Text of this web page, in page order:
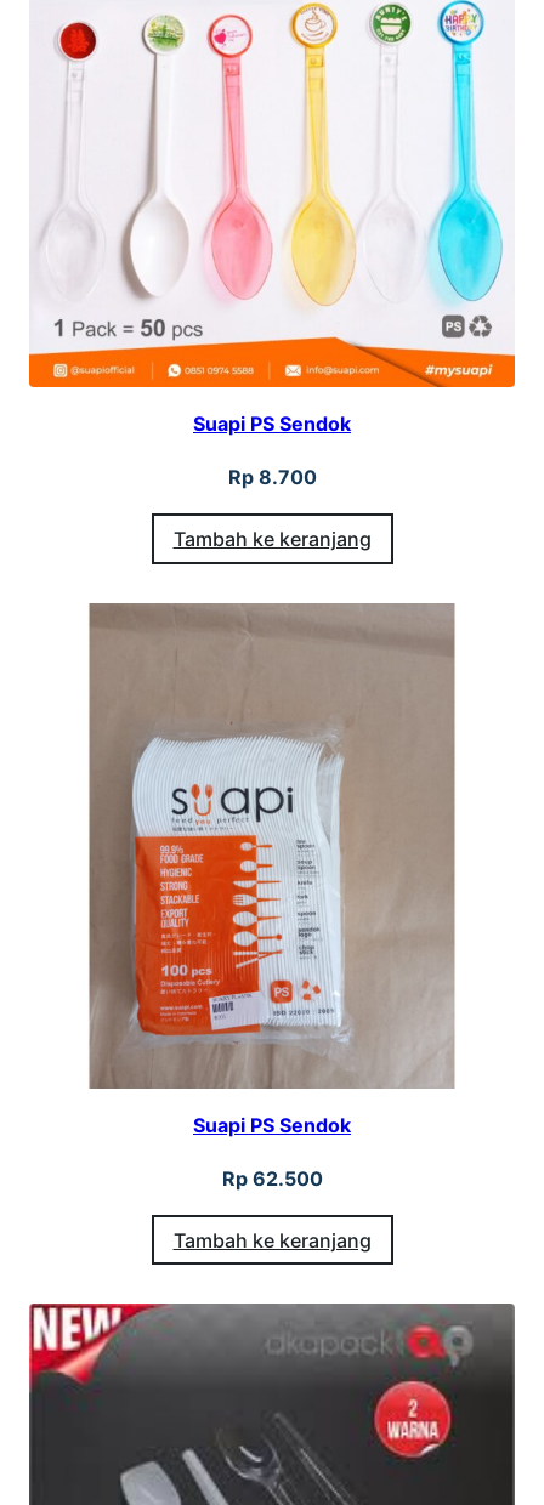
Suapi PS Sendok
Rp8.700
Tambah ke keranjang
Suapi PS Sendok
Rp62.500
Tambah ke keranjang